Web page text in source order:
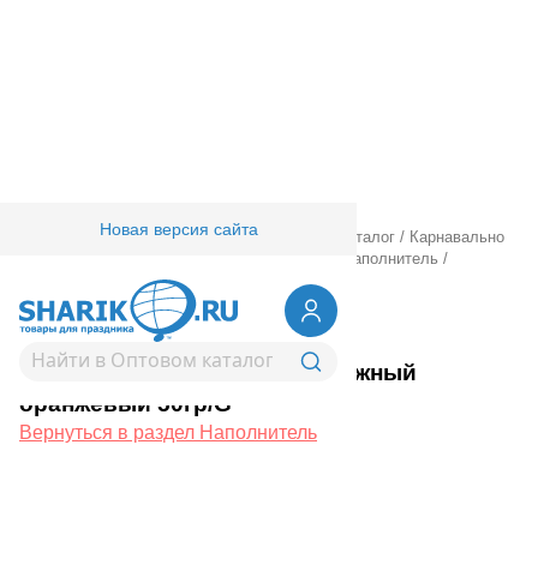
Новая версия сайта
Товары для праздника/ Оптовый каталог / Карнавально
Наполнитель /
Наполнитель бумажный оранжевый 50гр/G
1507-1856Наполнитель бумажный
оранжевый 50гр/G
Вернуться в раздел Наполнитель